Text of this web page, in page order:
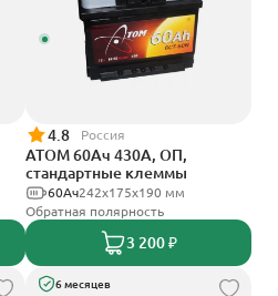
4.8 Россия
АТОМ 60Ач 430А, ОП,
стандартные клеммы
242х175х190 мм
60Ач
Обратная полярность
3 200 ₽
6 месяцев